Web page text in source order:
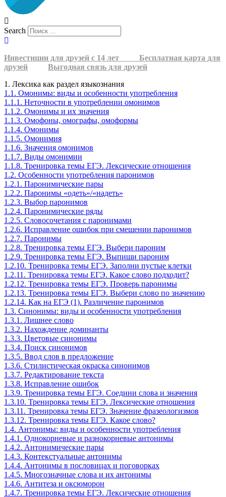
Search
Инвестиции для друзей с 14 лет Бесплатная карта для
друзей
Выгодная связь для друзей
1. Лексика как раздел языкознания
1.1. Омонимы: виды и особенности употребления
1.1.1. Неточности в употреблении омонимов
1.1.2. Омонимы и их значения
1.1.3. Омофоны, омографы, омоформы
1.1.4. Омонимы
1.1.5. Омонимия
1.1.6. Значения омонимов
1.1.7. Виды омонимии
1.1.8. Тренировка темы ЕГЭ. Лексические отношения
1.2. Особенности употребления паронимов
1.2.1. Паронимические пары
1.2.2. Паронимы «одеть»/«надеть»
1.2.3. Выбор паронимов
1.2.4. Паронимические ряды
1.2.5. Словосочетания с паронимами
1.2.6. Исправление ошибок при смешении паронимов
1.2.7. Паронимы
1.2.8. Тренировка темы ЕГЭ. Выбери пароним
1.2.9. Тренировка темы ЕГЭ. Выпиши пароним
1.2.10. Тренировка темы ЕГЭ. Заполни пустые клетки
1.2.11. Тренировка темы ЕГЭ. Какое слово подходит?
1.2.12. Тренировка темы ЕГЭ. Проверь паронимы
1.2.13. Тренировка темы ЕГЭ. Выбери слово по значению
1.2.14. Как на ЕГЭ (1). Различение паронимов
1.3. Синонимы: виды и особенности употребления
1.3.1. Лишнее слово
1.3.2. Нахождение доминанты
1.3.3. Цветовые синонимы
1.3.4. Поиск синонимов
1.3.5. Ввод слов в предложение
1.3.6. Стилистическая окраска синонимов
1.3.7. Редактирование текста
1.3.8. Исправление ошибок
1.3.9. Тренировка темы ЕГЭ. Соедини слова и значения
1.3.10. Тренировка темы ЕГЭ. Лексические отношения
1.3.11. Тренировка темы ЕГЭ. Значение фразеологизмов
1.3.12. Тренировка темы ЕГЭ. Какое слово?
1.4. Антонимы: виды и особенности употребления
1.4.1. Однокорневые и разнокорневые антонимы
1.4.2. Антонимические пары
1.4.3. Контекстуальные антонимы
1.4.4. Антонимы в пословицах и поговорках
1.4.5. Многозначные слова и их антонимы
1.4.6. Антитеза и оксюморон
1.4.7. Тренировка темы ЕГЭ. Лексические отношения